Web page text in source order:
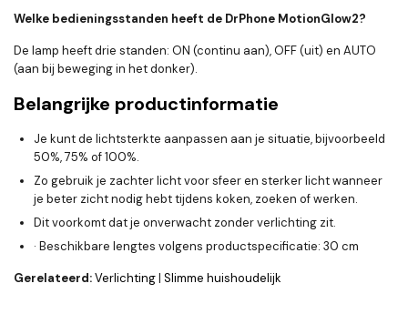
Welke bedieningsstanden heeft de DrPhone MotionGlow2?
De lamp heeft drie standen: ON (continu aan), OFF (uit) en AUTO
(aan bij beweging in het donker).
Belangrijke productinformatie
Je kunt de lichtsterkte aanpassen aan je situatie, bijvoorbeeld
50%, 75% of 100%.
Zo gebruik je zachter licht voor sfeer en sterker licht wanneer
je beter zicht nodig hebt tijdens koken, zoeken of werken.
Dit voorkomt dat je onverwacht zonder verlichting zit.
· Beschikbare lengtes volgens productspecificatie: 30 cm
Gerelateerd:Verlichting| Slimme huishoudelijk